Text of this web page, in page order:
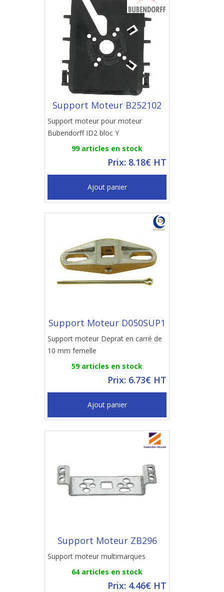
Support Moteur B252102
Support moteur pour moteur
Bubendorff ID2 bloc Y
99 articles en stock
Prix: 8.18€ HT
Ajout panier
Support Moteur D050SUP1
Support moteur Deprat en carré de
10 mm femelle
59 articles en stock
Prix: 6.73€ HT
Ajout panier
Support Moteur ZB296
Support moteur multimarques
64 articles en stock
Prix: 4.46€ HT